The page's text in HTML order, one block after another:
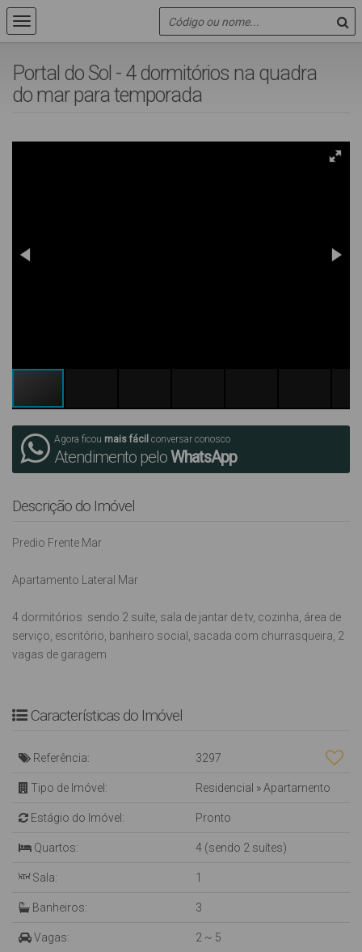
Portal do Sol - 4 dormitórios na quadra
do mar para temporada
Agora ficou mais fácil conversar conosco
Atendimento peloWhatsApp
Descrição do Imóvel
Predio Frente Mar
Apartamento Lateral Mar
4 dormitórios sendo 2 suíte, sala de jantar de tv, cozinha, área de
serviço, escritório, banheiro social, sacada com churrasqueira, 2
vagas de garagem
Características do Imóvel
Referência: 3297
Tipo de Imóvel: Residencial »Apartamento
Estágio do Imóvel: Pronto
Quartos: 4 (sendo 2 suítes)
Sala: 1
Banheiros: 3
Vagas: 2 ~ 5